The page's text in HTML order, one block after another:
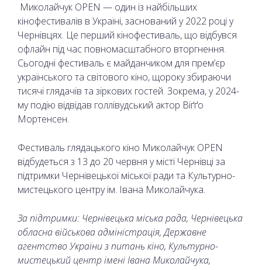
Миколайчук OPEN — один із найбільших
кінофестивалів в Україні, заснований у 2022 році у
Чернівцях. Це перший кінофестиваль, що відбувся
офлайн під час повномасштабного вторгнення.
Сьогодні фестиваль є майданчиком для прем’єр
українського та світового кіно, щороку збираючи
тисячі глядачів та зіркових гостей. Зокрема, у 2024-
му подію відвідав голлівудський актор Віґґо
Мортенсен.
Фестиваль глядацького кіно Миколайчук OPEN
відбудеться з 13 до 20 червня у місті Чернівці за
підтримки Чернівецької міської ради та Культурно-
мистецького центру ім. Івана Миколайчука.
За підтримки: Чернівецька міська рада, Чернівецька
обласна військова адміністрація, Державне
агентство України з питань кіно, Культурно-
мистецький центр імені Івана Миколайчука,